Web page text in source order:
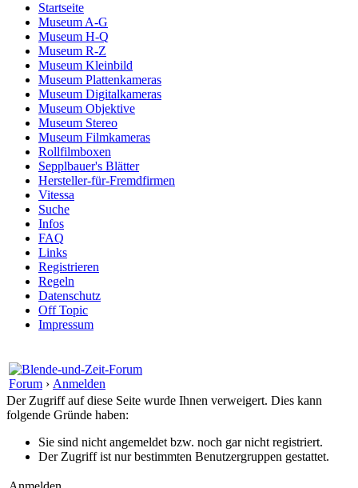
Startseite
Museum A-G
Museum H-Q
Museum R-Z
Museum Kleinbild
Museum Plattenkameras
Museum Digitalkameras
Museum Objektive
Museum Stereo
Museum Filmkameras
Rollfilmboxen
Sepplbauer's Blätter
Hersteller-für-Fremdfirmen
Vitessa
Suche
Infos
FAQ
Links
Registrieren
Regeln
Datenschutz
Off Topic
Impressum
Forum › Anmelden
Der Zugriff auf diese Seite wurde Ihnen verweigert. Dies kann
folgende Gründe haben:
Sie sind nicht angemeldet bzw. noch gar nicht registriert.
Der Zugriff ist nur bestimmten Benutzergruppen gestattet.